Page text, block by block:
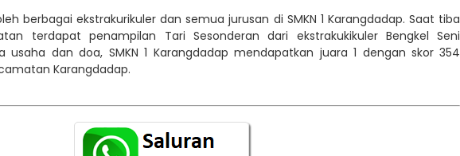
berbagai ekstrakurikuler dan semua jurusan di SMKN 1 Karangdadap. Saat tiba
terdapat penampilan Tari Sesonderan dari ekstrakukikuler Bengkel Seni
usaha dan doa, SMKN 1 Karangdadap mendapatkan juara 1 dengan skor 354
Karangdadap.